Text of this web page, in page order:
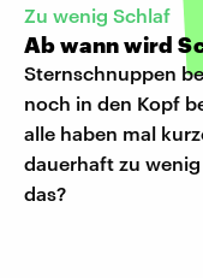
Zu wenig Schlaf
Ab wann wird
Sternschnuppen
noch in den Kopf
alle haben mal
dauerhaft zu
das?